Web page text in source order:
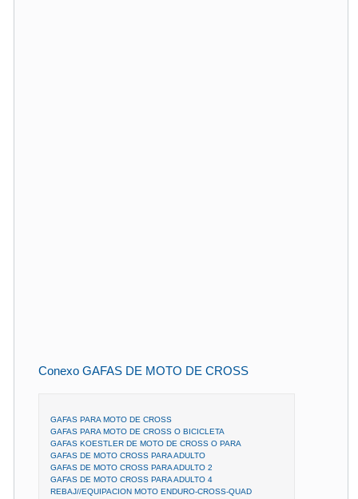
Conexo GAFAS DE MOTO DE CROSS
GAFAS PARA MOTO DE CROSS
GAFAS PARA MOTO DE CROSS O BICICLETA
GAFAS KOESTLER DE MOTO DE CROSS O PARA
GAFAS DE MOTO CROSS PARA ADULTO
GAFAS DE MOTO CROSS PARA ADULTO 2
GAFAS DE MOTO CROSS PARA ADULTO 4
REBAJ//EQUIPACION MOTO ENDURO-CROSS-QUAD